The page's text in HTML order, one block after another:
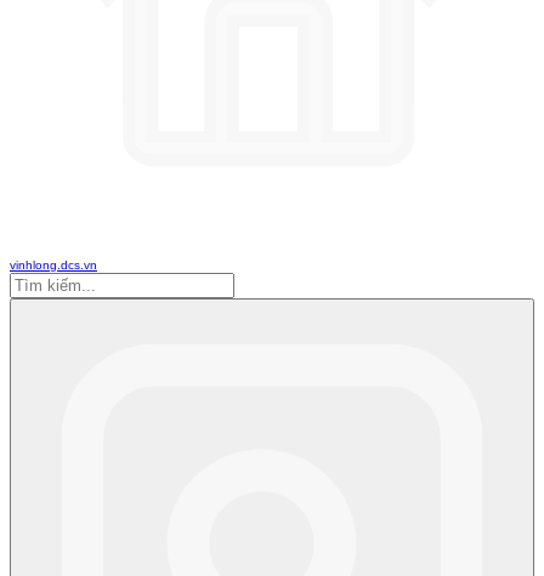
vinhlong.dcs.vn